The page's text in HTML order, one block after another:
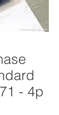
- 4p